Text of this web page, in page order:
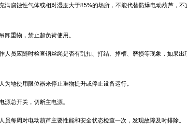
满腐蚀性气体或相对湿度大于85%的场所，不能代替防爆电动葫芦，
卸重物，禁止超负荷使用。
人员应随时检查钢丝绳是否有乱扣、打结、掉槽、磨损等现象，如果
为地使用限位器来停止重物提升或停止设备运行。
源总开关，切断主电源。
员每周对电动葫芦主要性能和安全状态检查一次，发现故障及时排除。